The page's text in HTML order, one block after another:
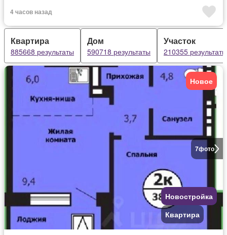
4 часов назад
Квартира
885668 результаты
Дом
590718 результаты
Участок
210355 результаты
7фото
Новое
Новостройка
Квартира